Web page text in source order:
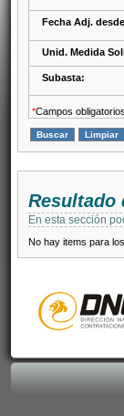
Fecha Adj.
Unid. Medida
Subasta:
*Campos obligatorios
Resultado
En esta sección
No hay items para